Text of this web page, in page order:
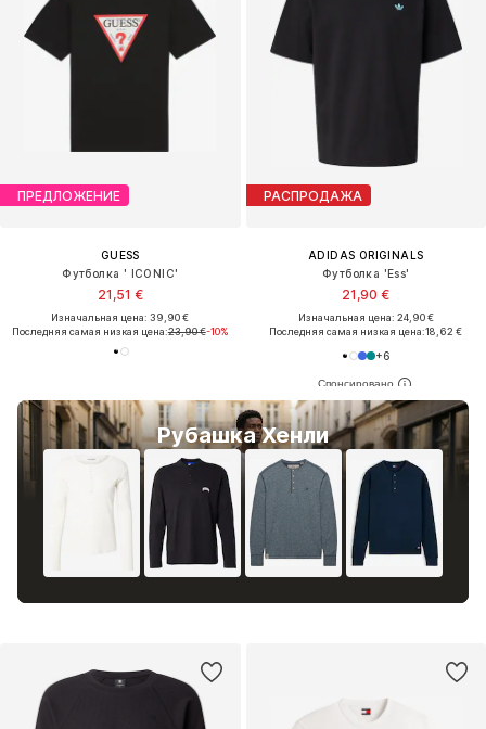
ПРЕДЛОЖЕНИЕ
GUESS
Футболка ' ICONIC'
21,51 €
Изначальная цена: 39,90 €
Последняя самая низкая цена:23,90 €-10%
РАСПРОДАЖА
ADIDAS ORIGINALS
Футболка 'Ess'
21,90 €
Изначальная цена: 24,90 €
Последняя самая низкая цена:18,62 €
+6
Рубашка Хенли